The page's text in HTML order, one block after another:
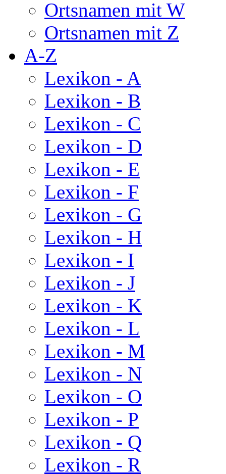
Ortsnamen mit W
Ortsnamen mit Z
A-Z
Lexikon - A
Lexikon - B
Lexikon - C
Lexikon - D
Lexikon - E
Lexikon - F
Lexikon - G
Lexikon - H
Lexikon - I
Lexikon - J
Lexikon - K
Lexikon - L
Lexikon - M
Lexikon - N
Lexikon - O
Lexikon - P
Lexikon - Q
Lexikon - R